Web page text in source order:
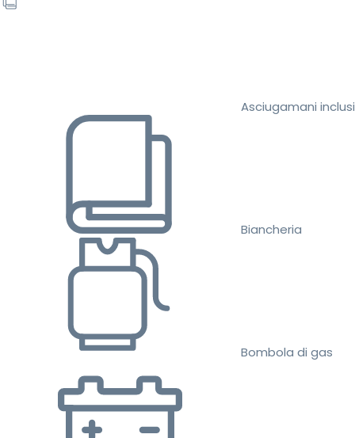
Asciugamani inclusi
Biancheria
Bombola di gas